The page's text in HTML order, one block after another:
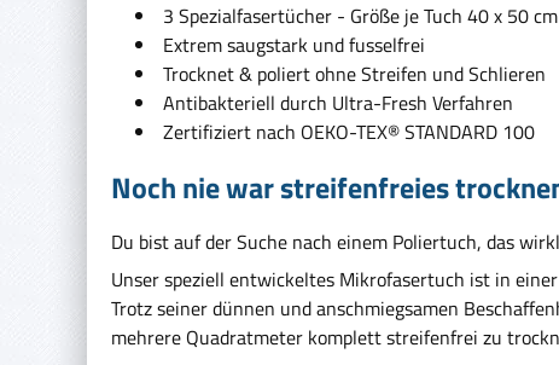
3 Spezialfasertücher - Größe je Tuch 40 x 50 cm
Extrem saugstark und fusselfrei
Trocknet & poliert ohne Streifen und Schlieren
Antibakteriell durch Ultra-Fresh Verfahren
Zertifiziert nach OEKO-TEX® STANDARD 100
Noch nie war streifenfreies
Du bist auf der Suche nach einem Poliertuch, das
Unser speziell entwickeltes Mikrofasertuch ist in
Trotz seiner dünnen und anschmiegsamen
mehrere Quadratmeter komplett streifenfrei zu